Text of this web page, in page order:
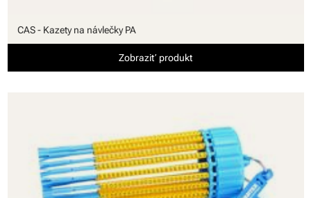
CAS - Kazety na návlečky PA
Zobraziť produkt